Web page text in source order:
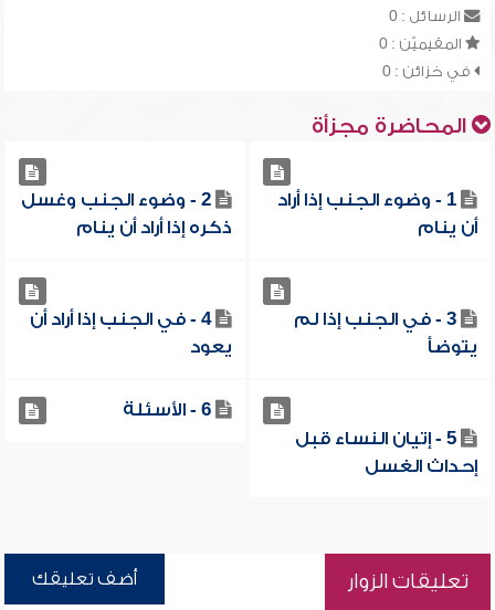
الرسائل : 0
المقيميّن : 0
في خزائن : 0
المحاضرة مجزأة
1 - وضوء الجنب إذا أراد
أن ينام
2 - وضوء الجنب وغسل
ذكره إذا أراد أن ينام
3 - في الجنب إذا لم
يتوضأ
4 - في الجنب إذا أراد أن
يعود
5 - إتيان النساء قبل
إحداث الغسل
6 - الأسئلة
تعليقات الزوار أضف تعليقك